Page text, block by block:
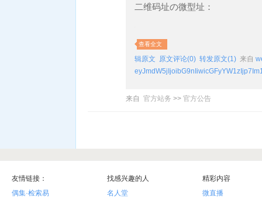
二维码址の微型址：
查看全文
辑原文 原文评论(0) 转发原文(1) 来自
来自 官方站务 >> 官方公告
友情链接：
偶集·检索易
找感兴趣的人
名人堂
精彩内容
微直播